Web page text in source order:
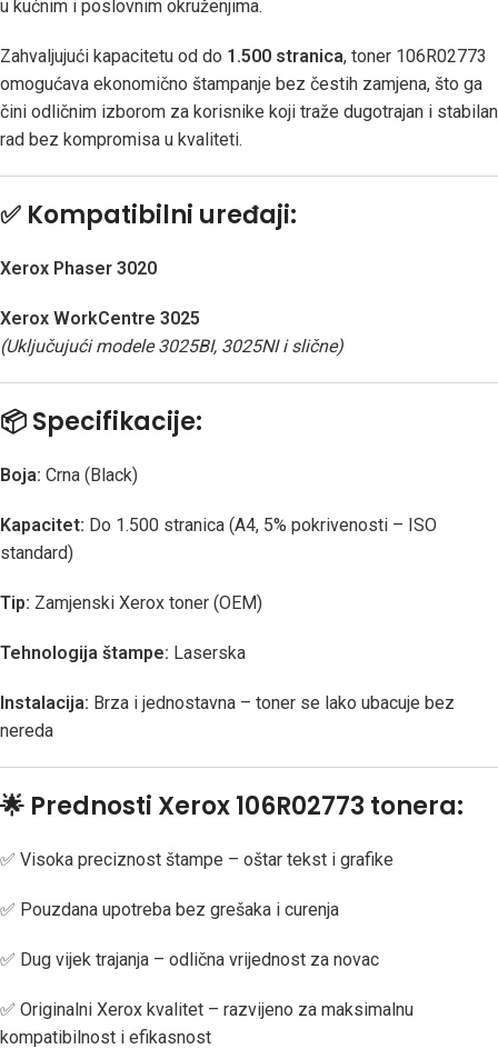
u kućnim i poslovnim okruženjima.
Zahvaljujući kapacitetu od do 1.500 stranica, toner 106R02773
omogućava ekonomično štampanje bez čestih zamjena, što ga
čini odličnim izborom za korisnike koji traže dugotrajan i stabilan
rad bez kompromisa u kvaliteti.
✅ Kompatibilni uređaji:
Xerox Phaser 3020
Xerox WorkCentre 3025
(Uključujući modele 3025BI, 3025NI i slične)
📦Specifikacije:
Boja: Crna (Black)
Kapacitet: Do 1.500 stranica (A4, 5% pokrivenosti – ISO
standard)
Tip: Zamjenski Xerox toner (OEM)
Tehnologija štampe: Laserska
Instalacija: Brza i jednostavna – toner se lako ubacuje bez
nereda
🌟 Prednosti Xerox 106R02773 tonera:
✅ Visoka preciznost štampe – oštar tekst i grafike
✅ Pouzdana upotreba bez grešaka i curenja
✅ Dug vijek trajanja – odlična vrijednost za novac
✅ Originalni Xerox kvalitet – razvijeno za maksimalnu
kompatibilnost i efikasnost